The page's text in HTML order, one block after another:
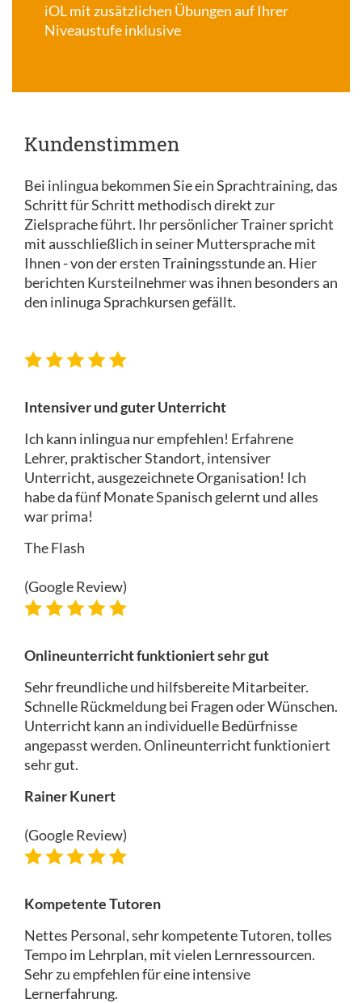
iOLmit zusätzlichen Übungen auf Ihrer
Niveaustufe inklusive
Kundenstimmen
Bei inlingua bekommen Sie ein Sprachtraining, das
Schritt für Schritt methodisch direkt zur
Zielsprache führt. Ihr persönlicher Trainer spricht
mit ausschließlich in seiner Muttersprache mit
Ihnen - von der ersten Trainingsstunde an. Hier
berichten Kursteilnehmer was ihnen besonders an
den inlinuga Sprachkursen gefällt.
Intensiver und guter Unterricht
Ich kann inlingua nur empfehlen! Erfahrene
Lehrer, praktischer Standort, intensiver
Unterricht, ausgezeichnete Organisation! Ich
habe da fünf Monate Spanisch gelernt und alles
war prima!
The Flash
(Google Review)
Onlineunterricht funktioniert sehr gut
Sehr freundliche und hilfsbereite Mitarbeiter.
Schnelle Rückmeldung bei Fragen oder Wünschen.
Unterricht kann an individuelle Bedürfnisse
angepasst werden. Onlineunterricht funktioniert
sehr gut.
Rainer Kunert
(Google Review)
Kompetente Tutoren
Nettes Personal, sehr kompetente Tutoren, tolles
Tempo im Lehrplan, mit vielen Lernressourcen.
Sehr zu empfehlen für eine intensive
Lernerfahrung.